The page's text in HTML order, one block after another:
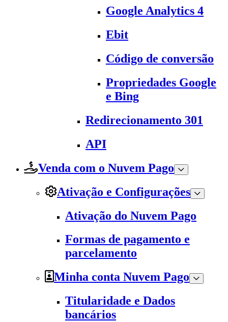
Google Analytics 4
Ebit
Código de conversão
Propriedades Google
e Bing
Redirecionamento 301
API
Venda com o Nuvem Pago
Ativação e Configurações
Ativação do Nuvem Pago
Formas de pagamento e
parcelamento
Minha conta Nuvem Pago
Titularidade e Dados
bancários